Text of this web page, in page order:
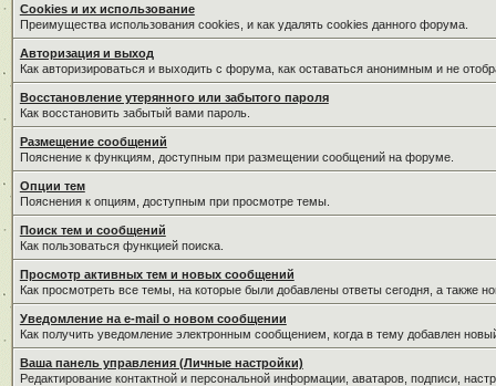
Cookies и их использование
Преимущества использования cookies, и как удалять cookies данного форума.
Авторизация и выход
Как авторизироваться и выходить с форума, как оставаться анонимным и не
Восстановление утерянного или забытого пароля
Как восстановить забытый вами пароль.
Размещение сообщений
Пояснение к функциям, доступным при размещении сообщений на форуме.
Опции тем
Пояснения к опциям, доступным при просмотре темы.
Поиск тем и сообщений
Как пользоваться функцией поиска.
Просмотр активных тем и новых сообщений
Как просмотреть все темы, на которые были добавлены ответы сегодня, а также
Уведомление на е-mail о новом сообщении
Как получить уведомление электронным сообщением, когда в тему добавлен
Ваша панель управления (Личные настройки)
Редактирование контактной и персональной информации, аватаров, подписи,